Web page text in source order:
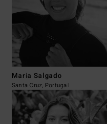
Maria Salgado
Santa Cruz, Portugal